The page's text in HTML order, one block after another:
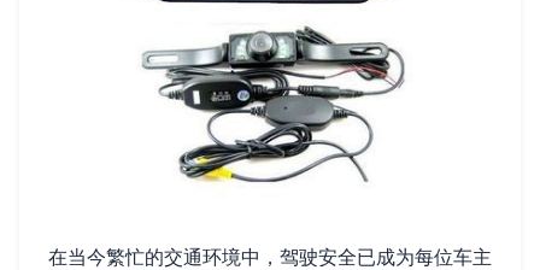
在当今繁忙的交通环境中，驾驶安全已成为每位车主